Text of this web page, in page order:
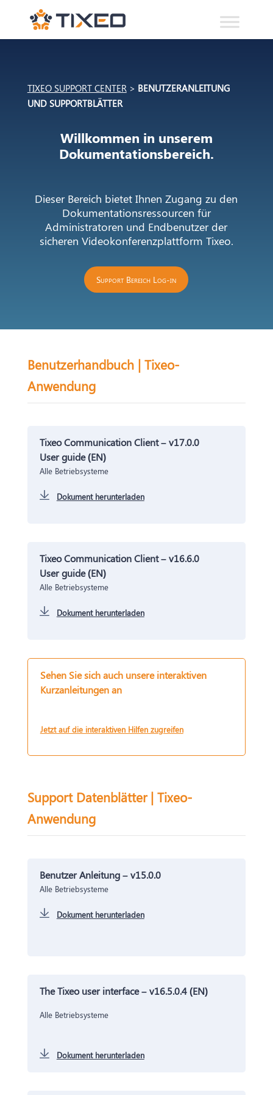
TIXEO SUPPORT CENTER> BENUTZERANLEITUNG
UND SUPPORTBLÄTTER
Willkommen in unserem
Dokumentationsbereich.
Dieser Bereich bietet Ihnen Zugang zu den
Dokumentationsressourcen für
Administratoren und Endbenutzer der
sicheren Videokonferenzplattform Tixeo.
Support Bereich Log-in
Benutzerhandbuch | Tixeo-
Anwendung
Tixeo Communication Client – v17.0.0
User guide (EN)
Alle Betriebsysteme
Dokument herunterladen
Tixeo Communication Client – v16.6.0
User guide (EN)
Alle Betriebsysteme
Dokument herunterladen
Sehen Sie sich auch unsere interaktiven
Kurzanleitungen an
Jetzt auf die interaktiven Hilfen zugreifen
Support Datenblätter | Tixeo-
Anwendung
Benutzer Anleitung – v15.0.0
Alle Betriebsysteme
Dokument herunterladen
The Tixeo user interface – v16.5.0.4 (EN)
Alle Betriebsysteme
Dokument herunterladen